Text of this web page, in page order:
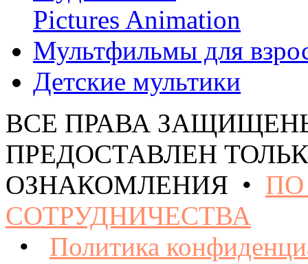
Pictures Animation
Мультфильмы для
Детские мультики
ВСЕ ПРАВА
ПРЕДОСТАВЛЕН
ОЗНАКОМЛЕНИЯ •
СОТРУДНИЧЕСТВА
• Политика